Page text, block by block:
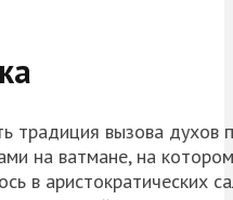
традиция вызова духов
на ватмане, на
в